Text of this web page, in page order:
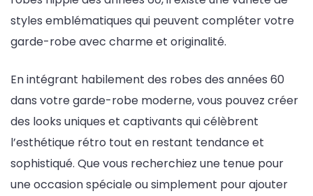
styles emblématiques qui peuvent compléter votre
garde-robe avec charme et originalité.
En intégrant habilement des robes des années 60
dans votre garde-robe moderne, vous pouvez créer
des looks uniques et captivants qui célèbrent
l’esthétique rétro tout en restant tendance et
sophistiqué. Que vous recherchiez une tenue pour
une occasion spéciale ou simplement pour ajouter